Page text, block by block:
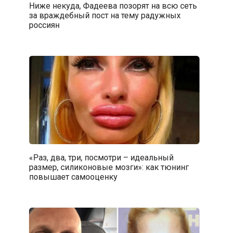
Ниже некуда, Фадеева позорят на всю сеть
за враждебный пост на тему радужных
россиян
«Раз, два, три, посмотри – идеальный
размер, силиконовые мозги»: как тюнинг
повышает самооценку